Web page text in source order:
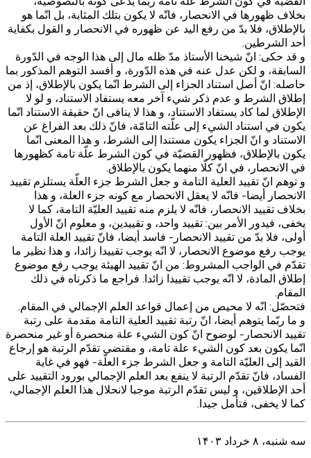
بخلاف ظهورها في الانحصار، فانّه لا يكون بتلك المثابة، بل انّما هو
بالإطلاق، فلا بدّ من رفع اليد عن ظهوره في الانحصار و القول بكفاية
أحد الشرطين.
و قد حكى: انّ شيخنا الأستاذ مدّ ظله مال إلى هذا الوجه في الدّورة
السابقة، و لكن عدل عنه في هذه الدّورة، و أفسد التوهم المذكور بما
حاصله: انّ أصل استناد الجزاء إلى الشرط انّما يكون بالإطلاق، إذ من
إطلاق الشرط و عدم ذكر شي‏ء آخر معه يستفاد الاستناد، و لو لا
الإطلاق لما كاد يستفاد الاستناد، و هذا لا ينافى انّ حقيقة الاستناد انّما
يكون في استناد الشي‏ء إلى علّته التامّة، فانّ ذلك بعد الفراغ عن
الاستناد و انّ الجزاء يكون مستندا إلى الشرط، و هذا المعنى انّما
يكون بالإطلاق، فظهور القضيّة في كون الشرط علّة تامة كظهورها
في الانحصار، في انّ كلّا منهما يكون بالإطلاق.
و توهم انّ تقييد العلية التامة و جعل الشرط جزء العلّة يستلزم تقييد
الانحصار أيضا- فانّه لا يعقل الانحصار مع كونه جزء العلة، و هذا
بخلاف تقييد الانحصار، فانّه لا يلزم منه تقييد العليّة التامة، كما لا
يخفى، فيدور الأمر بين: تقييد واحد، و تقييدين، و معلوم انّ الأول
أولى، فلا بدّ من تقييد الانحصار- فاسد أيضا، فانّ تقييد العلة التامة
يوجب رفع موضوع الانحصار، لا انّه يوجب تقييدا زائدا، و هذا نظير ما
تقدّم في الواجب المشروط: من انّ تقييد الهيئة يوجب رفع موضوع
إطلاق المادة، لا انّه يوجب تقييدا زائدا. فراجع ما ذكرناه في ذلك
المقام‏.
فتحصّل: انّه لا محيص من إعمال قواعد العلم الإجمالي في المقام.
و ما ربّما يتوهم أيضا، انّ رتبة تقييد العلية التامة مقدمة على رتبة
تقييد الانحصار- لوضوح انّ كون الشي‏ء علة منحصرة أو غير منحصرة
انّما يكون بعد كون الشي‏ء علة تامة، و مقتضى تقدّم الرتبة هو إرجاع
القيد إلى العليّة التامة و جعل الشرط جزء العلّة- فهو في غاية
الفساد، فانّ تقدّم الرتبة لا ينفع بعد العلم الإجمالي بورود التقييد على
أحد الإطلاقين، و ليس تقدّم الرتبة موجبا لانحلال هذا العلم الإجمالي،
كما لا يخفى، فتأمل جيدا.
سه شنبه، ۸ خرداد ۱۴۰۳